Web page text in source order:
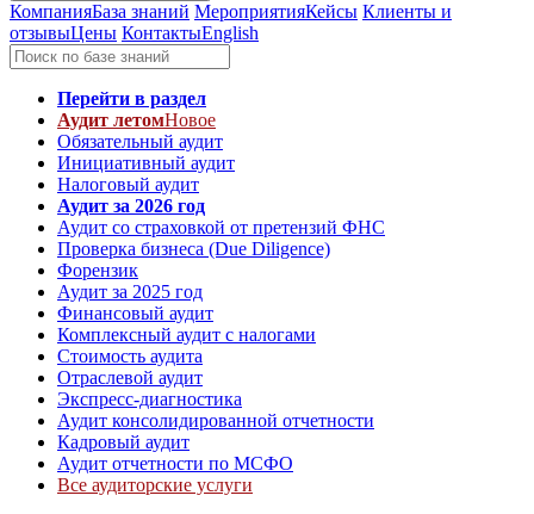
КомпанияБаза знаний МероприятияКейсы Клиенты и
отзывыЦены КонтактыEnglish
Перейти в раздел
Аудит летомНовое
Обязательный аудит
Инициативный аудит
Налоговый аудит
Аудит за 2026 год
Аудит со страховкой от претензий ФНС
Проверка бизнеса (Due Diligence)
Форензик
Аудит за 2025 год
Финансовый аудит
Комплексный аудит с налогами
Стоимость аудита
Отраслевой аудит
Экспресс-диагностика
Аудит консолидированной отчетности
Кадровый аудит
Аудит отчетности по МСФО
Все аудиторские услуги